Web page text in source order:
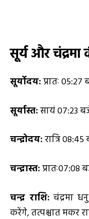
सूर्य और चंद्रमा
सूर्योदय:प्रातः 05:27
सूर्यास्त:सायं 07:23
चन्द्रोदय:रात्रि
चन्द्रास्त:प्रातः07:08
चन्द्र राशि: चंद्रमा
करेंगे, तत्पश्चात मकर